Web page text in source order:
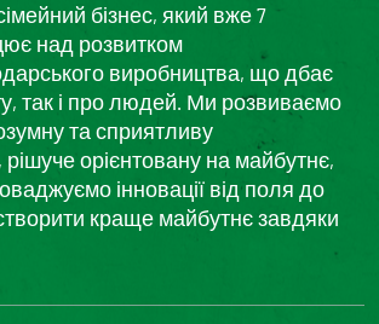
бізнес, який вже 7
над розвитком
виробництва, що дбає
так і про людей. Ми розвиваємо
та сприятливу
рішуче орієнтовану на майбутнє,
інновації від поля до
краще майбутнє завдяки